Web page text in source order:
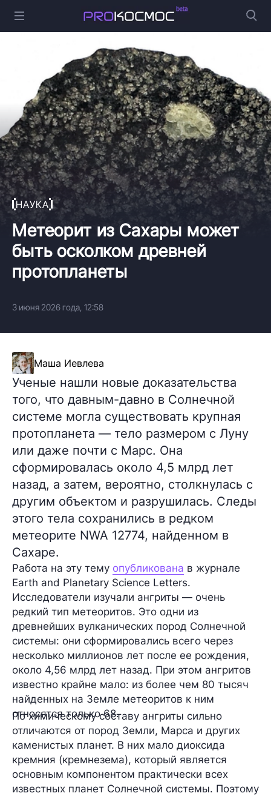
НАУКА
Метеорит из Сахары может
быть осколком древней
протопланеты
3 июня 2026 года, 12:58
Маша Иевлева
Ученые нашли новые доказательства
того, что давным-давно в Солнечной
системе могла существовать крупная
протопланета — тело размером с Луну
или даже почти с Марс. Она
сформировалась около 4,5 млрд лет
назад, а затем, вероятно, столкнулась с
другим объектом и разрушилась. Следы
этого тела сохранились в редком
метеорите NWA 12774, найденном в
Сахаре.
Работа на эту тему опубликована в журнале
Earth and Planetary Science Letters.
Исследователи изучали ангриты — очень
редкий тип метеоритов. Это одни из
древнейших вулканических пород Солнечной
системы: они сформировались всего через
несколько миллионов лет после ее рождения,
около 4,56 млрд лет назад. При этом ангритов
известно крайне мало: из более чем 80 тысяч
найденных на Земле метеоритов к ним
относятся только 68.
По химическому составу ангриты сильно
отличаются от пород Земли, Марса и других
каменистых планет. В них мало диоксида
кремния (кремнезема), который является
основным компонентом практически всех
известных планет Солнечной системы. Поэтому